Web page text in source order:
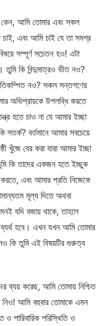
আমি তোমার এবং সকল
এবং আমি চাই যে তা সমগ্র
সম্পূর্ণ সচেতন হও! এটা
কি বিন্দুমাত্রও ভীত নও?
নও? সকল সন্তগণের
অভিপ্রায়কে উপলব্ধি করতে
হতে চাও না যে আমার ইচ্ছা
সতর্ক? বর্তমানে আমার সবচেয়ে
খুঁজে বের করা যারা আমার ইচ্ছা
কি তাদের একজন হতে ইচ্ছুক
এবং আমার প্রতি নিজেকে
মূল্য দিতে অথবা
যদি বজায় থাকে, তাহলে
হবে। এখন যখন আমি তোমার
কি তুমি এই বিষয়টির গুরুত্ব
ব্যয় করেছ, আমি তোমায় নিশ্চিত
নিও! আমি বহুবার তোমাকে এমন
পারিবারিক পরিস্থিতি ও